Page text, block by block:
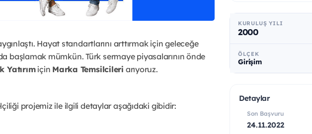
Hayat standartlarını arttırmak için geleceğe
başlamak mümkün. Türk sermaye piyasalarının önde
Yatırımiçin Marka Temsilcileri arıyoruz.
projemiz ile ilgili detaylar aşağıdaki gibidir:
KURULUŞ YILI
2000
ÖLÇEK
Girişim
Detaylar
Son Başvuru
24.11.2022